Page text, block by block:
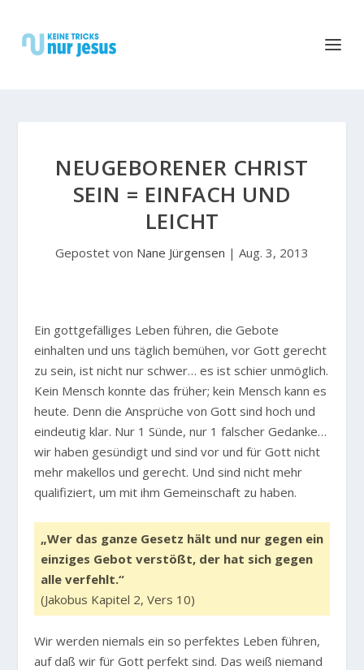
NEUGEBORENER CHRIST
SEIN = EINFACH UND
LEICHT
Gepostet von Nane Jürgensen | Aug. 3, 2013
Ein gottgefälliges Leben führen, die Gebote
einhalten und uns täglich bemühen, vor Gott gerecht
zu sein, ist nicht nur schwer… es ist schier unmöglich.
Kein Mensch konnte das früher; kein Mensch kann es
heute. Denn die Ansprüche von Gott sind hoch und
eindeutig klar. Nur 1 Sünde, nur 1 falscher Gedanke…
wir haben gesündigt und sind vor und für Gott nicht
mehr makellos und gerecht. Und sind nicht mehr
qualifiziert, um mit ihm Gemeinschaft zu haben.
„Wer das ganze Gesetz hält und nur gegen ein
einziges Gebot verstößt, der hat sich gegen
alle verfehlt.“
(Jakobus Kapitel 2, Vers 10)
Wir werden niemals ein so perfektes Leben führen,
auf daß wir für Gott perfekt sind. Das weiß niemand